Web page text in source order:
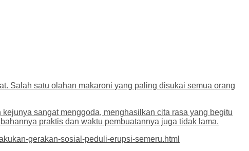
Salah satu olahan makaroni yang paling disukai semua orang
sangat menggoda, menghasilkan cita rasa yang begitu
praktis dan waktu pembuatannya juga tidak lama.
gerakan-sosial-peduli-erupsi-semeru.html